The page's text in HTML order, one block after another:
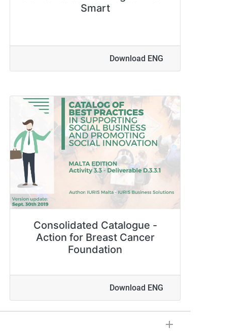
Smart
Download ENG
Consolidated Catalogue -
Action for Breast Cancer
Foundation
Download ENG